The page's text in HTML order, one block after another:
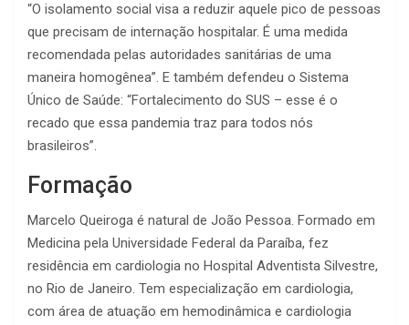
“O isolamento social visa a reduzir aquele pico de pessoas
que precisam de internação hospitalar. É uma medida
recomendada pelas autoridades sanitárias de uma
maneira homogênea”. E também defendeu o Sistema
Único de Saúde: “Fortalecimento do SUS – esse é o
recado que essa pandemia traz para todos nós
brasileiros”.
Formação
Marcelo Queiroga é natural de João Pessoa. Formado em
Medicina pela Universidade Federal da Paraíba, fez
residência em cardiologia no Hospital Adventista Silvestre,
no Rio de Janeiro. Tem especialização em cardiologia,
com área de atuação em hemodinâmica e cardiologia